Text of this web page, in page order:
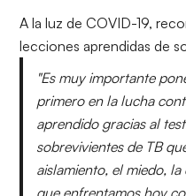
A la luz de COVID-19,
lecciones aprendidas de
"Es muy importante
primero en la lucha
aprendido gracias al
sobrevivientes de TB
aislamiento, el miedo,